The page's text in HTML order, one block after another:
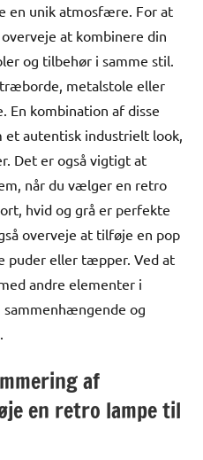
en unik atmosfære. For at
at kombinere din
og tilbehør i samme stil.
metalstole eller
En kombination af disse
autentisk industrielt look,
Det er også vigtigt at
når du vælger en retro
hvid og grå er perfekte
overveje at tilføje en pop
puder eller tæpper. Ved at
andre elementer i
sammenhængende og
af
en retro lampe til